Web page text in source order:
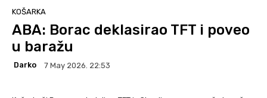
KOŠARKA
ABA: Borac deklasirao TFT i poveo
u baražu
Darko 7 May 2026. 22:53